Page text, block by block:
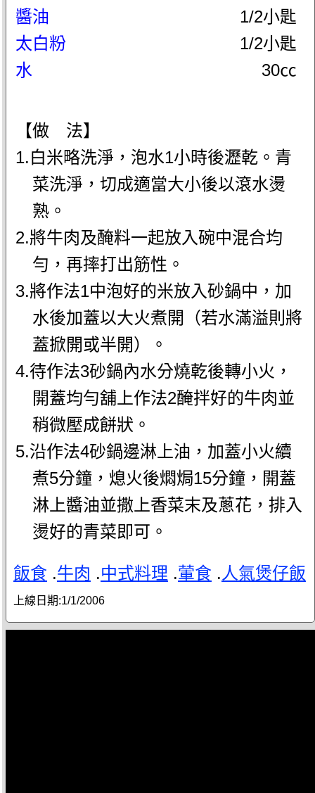
醬油
1/2小匙
太白粉
1/2小匙
水
30㏄
【做 法】
1.白米略洗淨，泡水1小時後瀝乾。青
菜洗淨，切成適當大小後以滾水燙
熟。
2.將牛肉及醃料一起放入碗中混合均
勻，再摔打出筋性。
3.將作法1中泡好的米放入砂鍋中，加
水後加蓋以大火煮開（若水滿溢則將
蓋掀開或半開）。
4.待作法3砂鍋內水分燒乾後轉小火，
開蓋均勻舖上作法2醃拌好的牛肉並
稍微壓成餅狀。
5.沿作法4砂鍋邊淋上油，加蓋小火續
煮5分鐘，熄火後燜焗15分鐘，開蓋
淋上醬油並撒上香菜末及蔥花，排入
燙好的青菜即可。
飯食 .牛肉 .中式料理 .葷食 .人氣煲仔飯
上線日期:1/1/2006